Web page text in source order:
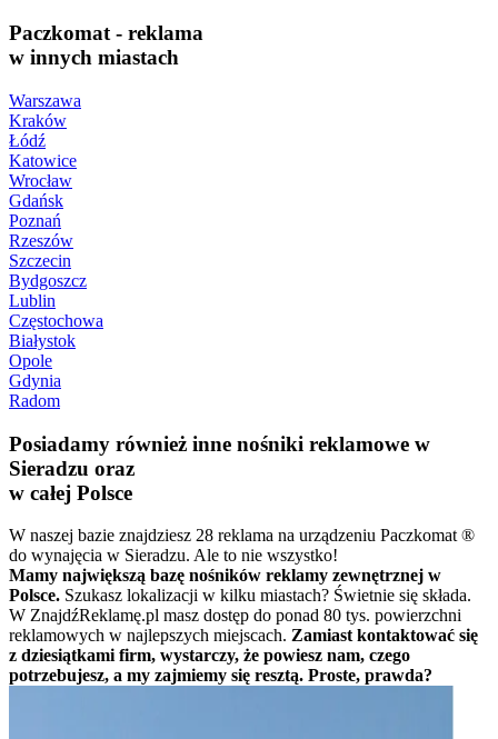
Paczkomat - reklama
w innych miastach
Warszawa
Kraków
Łódź
Katowice
Wrocław
Gdańsk
Poznań
Rzeszów
Szczecin
Bydgoszcz
Lublin
Częstochowa
Białystok
Opole
Gdynia
Radom
Posiadamy również inne nośniki reklamowe w
Sieradzu oraz
w całej Polsce
W naszej bazie znajdziesz 28 reklama na urządzeniu Paczkomat ®
do wynajęcia w Sieradzu. Ale to nie wszystko!
Mamy największą bazę nośników reklamy zewnętrznej w
Polsce. Szukasz lokalizacji w kilku miastach? Świetnie się składa.
W ZnajdźReklamę.pl masz dostęp do ponad 80 tys. powierzchni
reklamowych w najlepszych miejscach. Zamiast kontaktować się
z dziesiątkami firm, wystarczy, że powiesz nam, czego
potrzebujesz, a my zajmiemy się resztą. Proste, prawda?